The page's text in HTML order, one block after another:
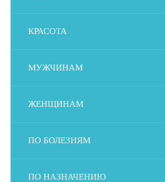
КРАСОТА
МУЖЧИНАМ
ЖЕНЩИНАМ
ПО БОЛЕЗНЯМ
ПО НАЗНАЧЕНИЮ